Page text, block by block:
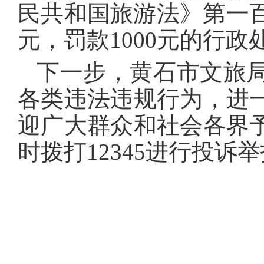
民共和国旅游法》第一
元，罚款1000元的行政
下一步，黄石市文旅
各类违法违规行为，进
迎广大群众和社会各界
时拨打12345进行投诉